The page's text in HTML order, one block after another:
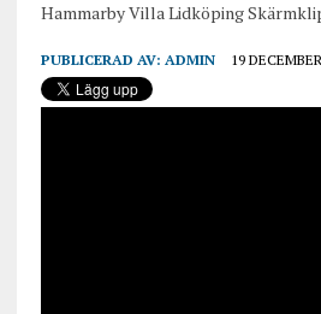
Hammarby Villa Lidköping
PUBLICERAD AV: ADMIN 19